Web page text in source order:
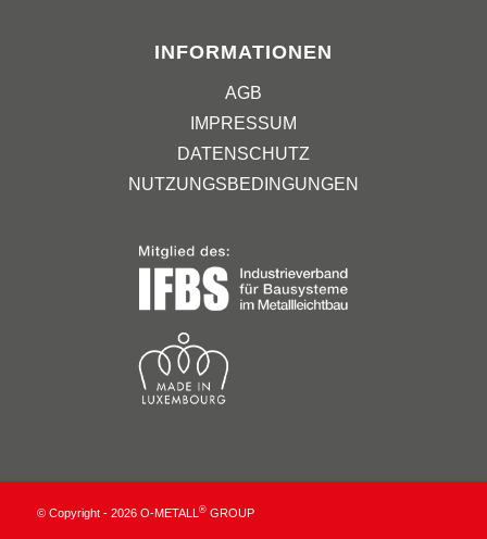
INFORMATIONEN
AGB
IMPRESSUM
DATENSCHUTZ
NUTZUNGSBEDINGUNGEN
© Copyright - 2026 O-METALL ®GROUP